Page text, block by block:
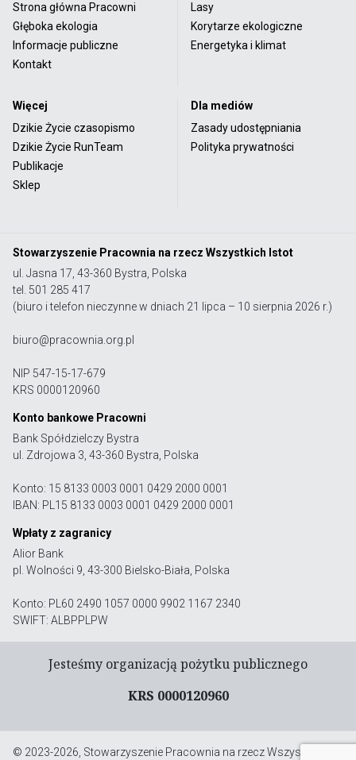
Strona główna Pracowni
Głęboka ekologia
Informacje publiczne
Kontakt
Lasy
Korytarze ekologiczne
Energetyka i klimat
Więcej
Dzikie Życie czasopismo
Dzikie Życie RunTeam
Publikacje
Sklep
Dla mediów
Zasady udostępniania
Polityka prywatności
Stowarzyszenie Pracownia na rzecz Wszystkich Istot
ul. Jasna 17, 43-360 Bystra, Polska
tel. 501 285 417
(biuro i telefon nieczynne w dniach 21 lipca – 10 sierpnia 2026 r.)
biuro@pracownia.org.pl
NIP 547-15-17-679
KRS 0000120960
Konto bankowe Pracowni
Bank Spółdzielczy Bystra
ul. Zdrojowa 3, 43-360 Bystra, Polska
Konto: 15 8133 0003 0001 0429 2000 0001
IBAN: PL15 8133 0003 0001 0429 2000 0001
Wpłaty z zagranicy
Alior Bank
pl. Wolności 9, 43-300 Bielsko-Biała, Polska
Konto: PL60 2490 1057 0000 9902 1167 2340
SWIFT: ALBPPLPW
Jesteśmy organizacją pożytku publicznego
KRS 0000120960
© 2023-2026, Stowarzyszenie Pracownia na rzecz Wszystkich